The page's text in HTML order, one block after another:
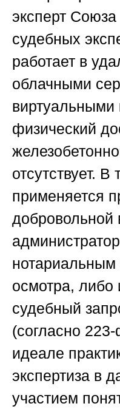
эксперт Союза
судебных
работает в
облачными
физический
отсутствует. В
применяется
нотариальным
осмотра, либо
судебный
(согласно
идеале
экспертиза в
участием